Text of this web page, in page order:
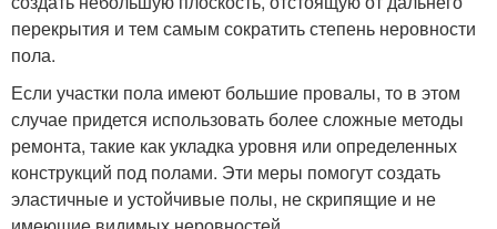
перекрытия и тем самым сократить степень неровности
пола.
Если участки пола имеют большие провалы, то в этом
случае придется использовать более сложные методы
ремонта, такие как укладка уровня или определенных
конструкций под полами. Эти меры помогут создать
эластичные и устойчивые полы, не скрипящие и не